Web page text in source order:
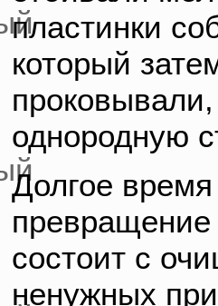
пластинки
который
однородную
Долгое
превращение
состоит с
ненужных